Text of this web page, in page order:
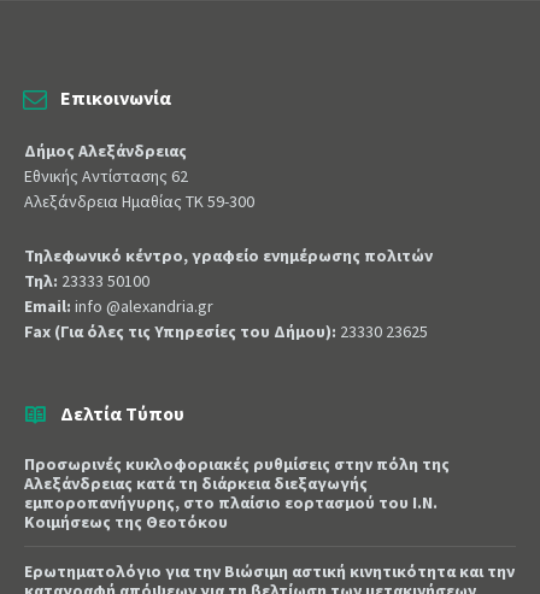
Επικοινωνία
Δήμος Αλεξάνδρειας
Εθνικής Αντίστασης 62
Αλεξάνδρεια Ημαθίας ΤΚ 59-300
Τηλεφωνικό κέντρο, γραφείο ενημέρωσης πολιτών
Τηλ: 23333 50100
Email: info @alexandria.gr
Fax (Για όλες τις Υπηρεσίες του Δήμου): 23330 23625
Δελτία Τύπου
Προσωρινές κυκλοφοριακές ρυθμίσεις στην πόλη της
Αλεξάνδρειας κατά τη διάρκεια διεξαγωγής
εμποροπανήγυρης, στο πλαίσιο εορτασμού του Ι.Ν.
Κοιμήσεως της Θεοτόκου
Ερωτηματολόγιο για την Βιώσιμη αστική κινητικότητα και την